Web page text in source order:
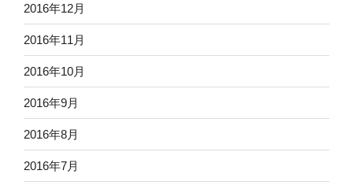
2016年12月
2016年11月
2016年10月
2016年9月
2016年8月
2016年7月